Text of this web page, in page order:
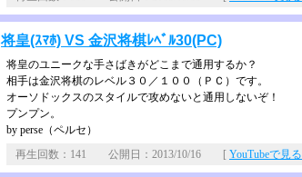
将皇(ｽﾏﾎ) VS 金沢将棋ﾚﾍﾞﾙ30(PC)
将皇のユニークな手さばきがどこまで通用するか？
相手は金沢将棋のレベル３０／１００（ＰＣ）です。
オーソドックスのスタイルで攻めないと通用しないぞ！
プンプン。
by perse（ペルセ）
再生回数：141 公開日：2013/10/16 [ YouTubeで見る